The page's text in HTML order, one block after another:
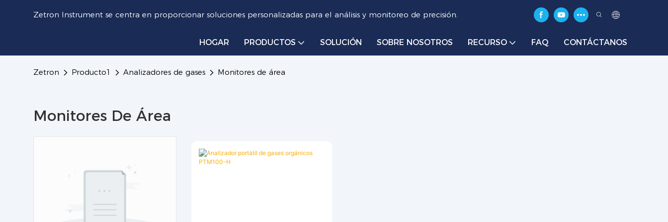
Zetron Instrument se centra en proporcionar soluciones personalizadas para el análisis y monitoreo de precisión.
HOGAR PRODUCTOS SOLUCIÓN SOBRE NOSOTROS RECURSO FAQ CONTÁCTANOS
Zetron Producto1 Analizadores de gases Monitores de área
Monitores De Área